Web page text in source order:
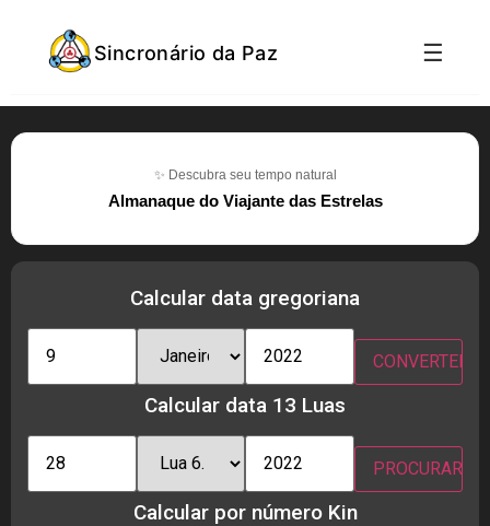
Sincronário da Paz ☰
✨ Descubra seu tempo natural
Almanaque do Viajante das Estrelas
Calcular data gregoriana
Calcular data 13 Luas
Calcular por número Kin